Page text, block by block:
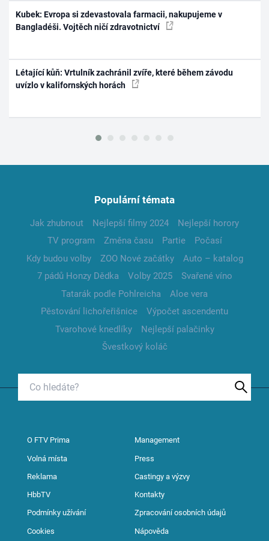
Kubek: Evropa si zdevastovala farmacii, nakupujeme v
Bangladéši. Vojtěch ničí zdravotnictví
Létající kůň: Vrtulník zachránil zvíře, které během závodu
uvízlo v kalifornských horách
Populární témata
Jak zhubnout Nejlepší filmy 2024
Nejlepší horory
TV program
Změna času Partie
Počasí
Kdy budou volby
ZOO Nové začátky
Auto – katalog
7 pádů Honzy Dědka
Volby 2025
Svařené víno
Tatarák podle Pohlreicha
Aloe vera
Pěstování lichořeřišnice
Výpočet ascendentu
Tvarohové knedlíky
Nejlepší palačinky
Švestkový koláč
O FTV Prima Management
Volná místa Press
Reklama Castingy a výzvy
HbbTV Kontakty
Podmínky užívání Zpracování osobních údajů
Cookies Nápověda